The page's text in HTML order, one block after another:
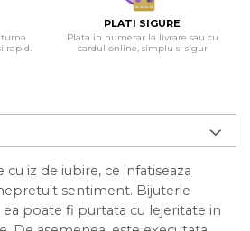
rapid.
PLATI SIGURE
Plata in numerar la livrare sau cu
cardul online, simplu si sigur
iz de iubire, ce infatiseaza
sentiment. Bijuterie
ea poate fi purtata cu lejeritate in